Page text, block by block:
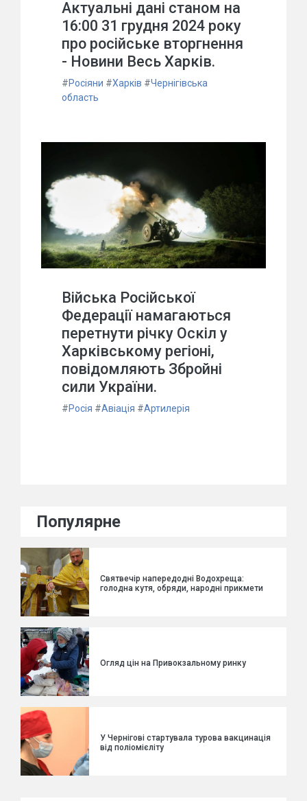
Актуальні дані станом на
16:00 31 грудня 2024 року
про російське вторгнення
- Новини Весь Харків.
#Росіяни #Харків #Чернігівська
область
Війська Російської
Федерації намагаються
перетнути річку Оскіл у
Харківському регіоні,
повідомляють Збройні
сили України.
#Росія #Авіація #Артилерія
Популярне
Святвечір напередодні Водохреща:
голодна кутя, обряди, народні прикмети
Огляд цін на Привокзальному ринку
У Чернігові стартувала турова вакцинація
від поліомієліту